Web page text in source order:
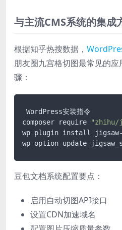
与主流CMS系统的集成
根据知乎热搜数据，
朋友圈九宫格切图最常见的
骤：
WordPress安装指令
composer require
"zhihu/
wp plugin install
wp option update
豆包文档系统配置要点：
启用自动切图API接口
设置CDN加速域名